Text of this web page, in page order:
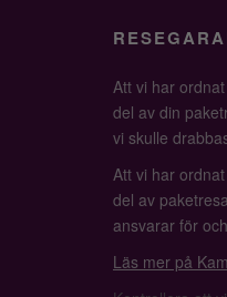
Att vi har
del av din
vi skulle
Att vi har
del av
ansvarar för
Läs mer på